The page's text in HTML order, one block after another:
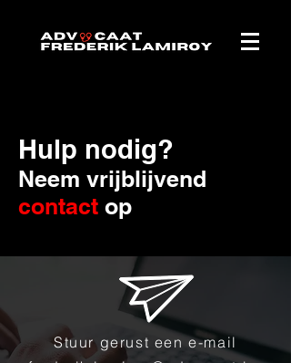
Hulp nodig?
Neem vrijblijvend
contact op
Stuur gerust een e-mail